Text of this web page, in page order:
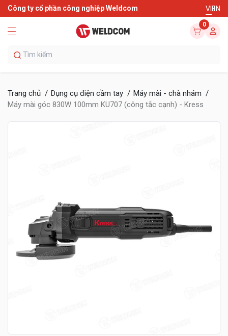
Công ty cổ phần công nghiệp Weldcom VIEN
0
Trang chủ Dụng cụ điện cầm tay
Máy mài - chà nhám
Máy mài góc 830W 100mm KU707 (công tắc cạnh) - Kress